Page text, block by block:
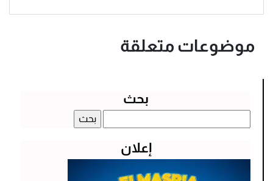
موضوعات متعلقة
بحث
عن:
إعلان